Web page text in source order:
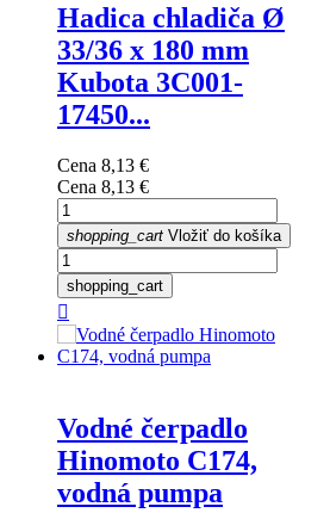
Hadica chladiča Ø
33/36 x 180 mm
Kubota 3C001-
17450...
Cena 8,13 €
Cena 8,13 €
shopping_cart Vložiť do košíka
shopping_cart

Vodné čerpadlo
Hinomoto C174,
vodná pumpa